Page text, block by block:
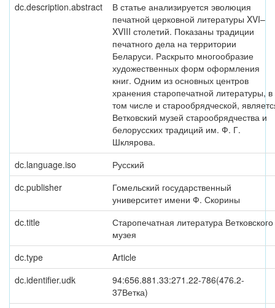
dc.description.abstract
В статье анализируется эволюция
печатной церковной литературы XVI–
XVIII столетий. Показаны традиции
печатного дела на территории
Беларуси. Раскрыто многообразие
художественных форм оформления
книг. Одним из основных центров
хранения старопечатной литературы, в
том числе и старообрядческой,
Ветковский музей старообрядчества и
белорусских традиций им. Ф. Г.
Шклярова.
dc.language.iso
Русский
dc.publisher
Гомельский государственный
университет имени Ф. Скорины
dc.title
Старопечатная литература Ветковского
музея
dc.type
Article
dc.identifier.udk
94:656.881.33:271.22-786(476.2-
37Ветка)